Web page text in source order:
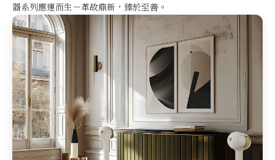
器系列應運而生－革故鼎新，臻於至善。